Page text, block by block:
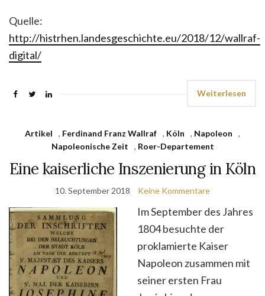
Quelle:
http://histrhen.landesgeschichte.eu/2018/12/wallraf-
digital/
Weiterlesen
Artikel , Ferdinand Franz Wallraf , Köln , Napoleon
,
Napoleonische Zeit
, Roer-Departement
Eine kaiserliche Inszenierung in Köln
10. September 2018 Keine Kommentare
Im September des Jahres
1804 besuchte der
proklamierte Kaiser
Napoleon zusammen mit
seiner ersten Frau